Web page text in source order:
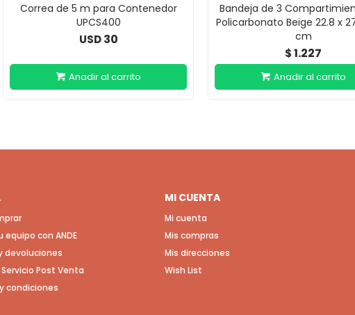
Correa de 5 m para Contenedor
UPCS400
USD 30
Bandeja de 3
Policarbonato Beige 22.8 x
cm
$1.227
equipo con ANDE
devoluciones
Post Venta
condiciones
MI CUENTA
Mi cuenta
Mis compras
Mis direcciones
Wish List